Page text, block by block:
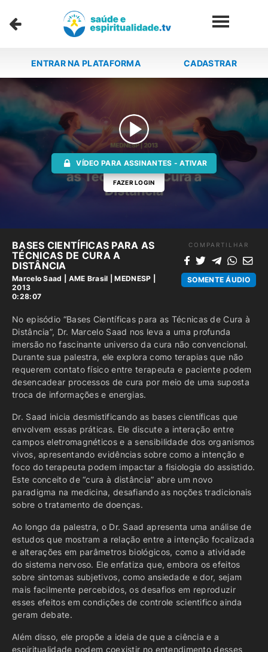
ENTRAR NA PLATAFORMA CADASTRAR
VÍDEO PARA ASSINANTES - ATIVAR
FAZER LOGIN
BASES CIENTÍFICAS PARA AS
TÉCNICAS DE CURA A
DISTÂNCIA
Marcelo Saad AME Brasil |MEDNESP |
2013
0:28:07
COMPARTILHAR
SOMENTE ÁUDIO
No episódio “Bases Científicas para as Técnicas de Cura à
Distância”, Dr. Marcelo Saad nos leva a uma profunda
imersão no fascinante universo da cura não convencional.
Durante sua palestra, ele explora como terapias que não
requerem contato físico entre terapeuta e paciente podem
desencadear processos de cura por meio de uma suposta
troca de informações e energias.
Dr. Saad inicia desmistificando as bases científicas que
envolvem essas práticas. Ele discute a interação entre
campos eletromagnéticos e a sensibilidade dos organismos
vivos, apresentando evidências sobre como a intenção e
foco do terapeuta podem impactar a fisiologia do assistido.
Este conceito de “cura à distância” abre um novo
paradigma na medicina, desafiando as noções tradicionais
sobre o tratamento de doenças.
Ao longo da palestra, o Dr. Saad apresenta uma análise de
estudos que mostram a relação entre a intenção focalizada
e alterações em parâmetros biológicos, como a atividade
do sistema nervoso. Ele enfatiza que, embora os efeitos
sobre sintomas subjetivos, como ansiedade e dor, sejam
mais facilmente percebidos, os desafios em reproduzir
esses efeitos em condições de controle scientifico ainda
geram debate.
Além disso, ele propõe a ideia de que a ciência e a
espiritualidade podem coexistir no entendimento desses